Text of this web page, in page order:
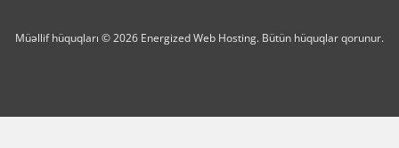
Müəllif hüquqları © 2026 Energized Web Hosting. Bütün hüquqlar qorunur.